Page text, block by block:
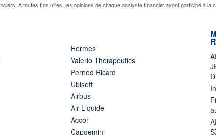
A toutes fins utiles, les opinions de chaque analyste financier ayant participé à la
Hermes
Valerio Therapeutics
Pernod Ricard
Ubisoft
Airbus
Air Liquide
Accor
Capgemini